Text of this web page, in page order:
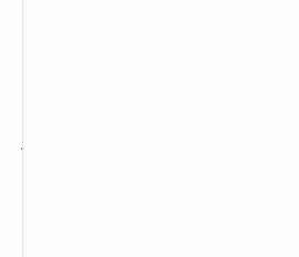
Tanpa spoiler, ending drama ini
dikasih semua jawabannya
justru di situlah letak
ruang buat mikir dan
beneran terjadi? Atau cuma
yang terganggu? Bloggermuda